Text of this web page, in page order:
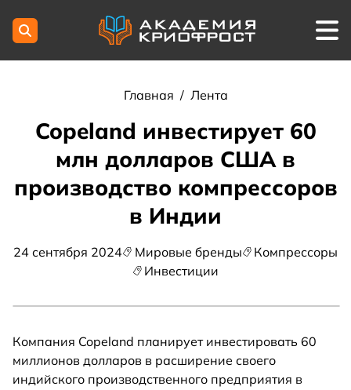
Главная / Лента
Copeland инвестирует 60
млн долларов США в
производство компрессоров
в Индии
24 сентября 2024 Мировые бренды
Компрессоры
Инвестиции
Компания Copeland планирует инвестировать 60
миллионов долларов в расширение своего
индийского производственного предприятия в